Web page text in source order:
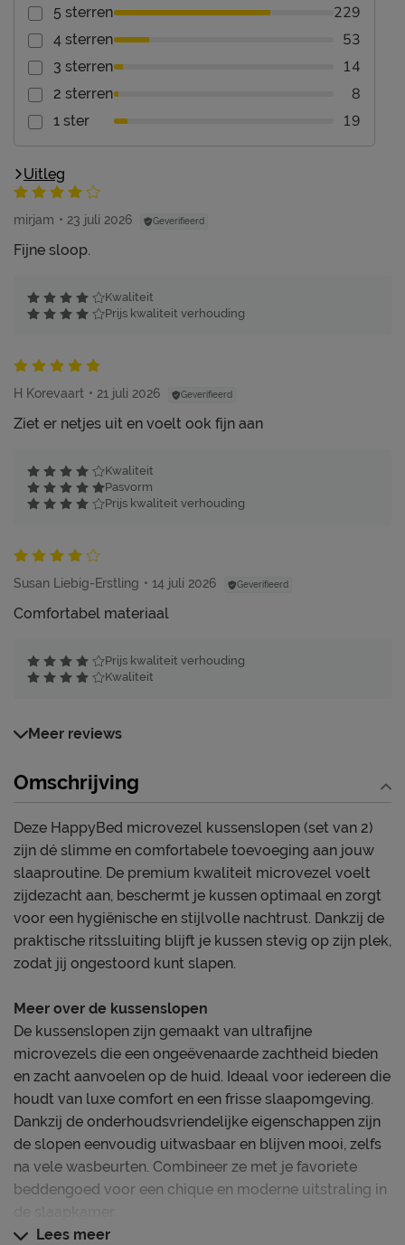
5 sterren 229
4 sterren 53
3 sterren 14
2 sterren 8
1 ster 19
Uitleg
mirjam 23 juli 2026 Geverifieerd
Fijne sloop.
Kwaliteit
Prijs kwaliteit verhouding
H Korevaart 21 juli 2026 Geverifieerd
Ziet er netjes uit en voelt ook fijn aan
Kwaliteit
Pasvorm
Prijs kwaliteit verhouding
Susan Liebig-Erstling 14 juli 2026 Geverifieerd
Comfortabel materiaal
Prijs kwaliteit verhouding
Kwaliteit
Meer reviews
Omschrijving
Deze HappyBed microvezel kussenslopen (set van 2)
zijn dé slimme en comfortabele toevoeging aan jouw
slaaproutine. De premium kwaliteit microvezel voelt
zijdezacht aan, beschermt je kussen optimaal en zorgt
voor een hygiënische en stijlvolle nachtrust. Dankzij de
praktische ritssluiting blijft je kussen stevig op zijn plek,
zodat jij ongestoord kunt slapen.
Meer over de kussenslopen
De kussenslopen zijn gemaakt van ultrafijne
microvezels die een ongeëvenaarde zachtheid bieden
en zacht aanvoelen op de huid. Ideaal voor iedereen die
houdt van luxe comfort en een frisse slaapomgeving.
Dankzij de onderhoudsvriendelijke eigenschappen zijn
de slopen eenvoudig uitwasbaar en blijven mooi, zelfs
na vele wasbeurten. Combineer ze met je favoriete
beddengoed voor een chique en moderne uitstraling in
Lees meer